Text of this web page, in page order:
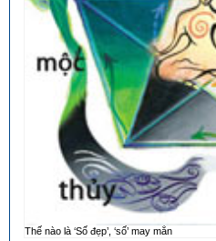
Thế nào là ‘Số đẹp’, ‘số’ may mắn